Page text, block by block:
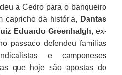
a Cedro para o banqueiro
capricho da história, Dantas
Eduardo Greenhalgh, ex-
passado defendeu famílias
e camponeses
que hoje são apostas do